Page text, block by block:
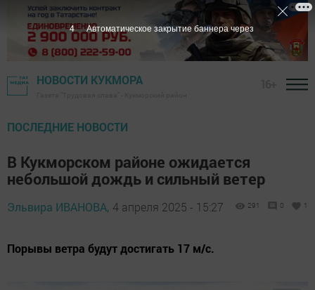
НОВОСТИ КУКМОРА
ПОСЛЕДНИЕ НОВОСТИ
В Кукморском районе ожидается
небольшой дождь и сильный ветер
Эльвира ИВАНОВА, 4 апреля 2025 - 15:27 291 0 1
Порывы ветра будут достигать 17 м/с.
2 Автоматическое закрытие баннера через